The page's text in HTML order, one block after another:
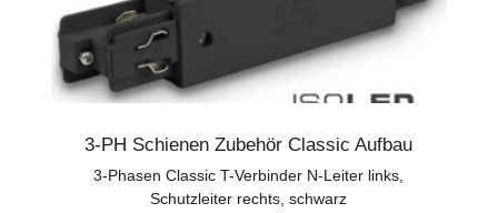
3-PH Schienen Zubehör Classic Aufbau
3-Phasen Classic T-Verbinder N-Leiter links,
Schutzleiter rechts, schwarz